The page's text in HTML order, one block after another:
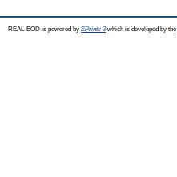
REAL-EOD is powered by EPrints 3which is developed by the